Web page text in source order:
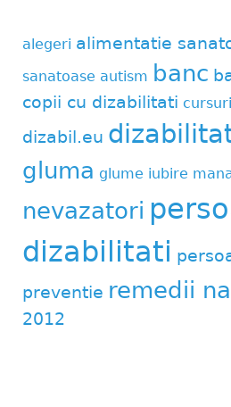
alegeri alimentatie
sanatoase autism banc
copii cu dizabilitati
dizabil.eu
gluma glume iubire
nevazatori
dizabilitati
preventie remedii
2012